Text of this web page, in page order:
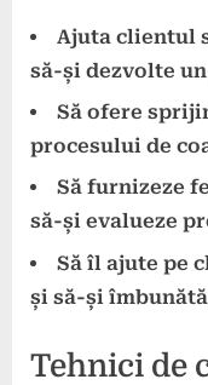
Ajuta clientul
să-și dezvolte
Să ofere
procesului de
Să furnizeze
să-și evalueze
Să îl ajute pe
și să-și
Tehnici de